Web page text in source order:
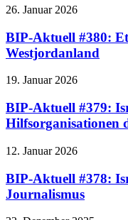
26. Januar 2026
BIP-Aktuell #380:
Westjordanland
19. Januar 2026
BIP-Aktuell #379:
Hilfsorganisationen
12. Januar 2026
BIP-Aktuell #378:
Journalismus